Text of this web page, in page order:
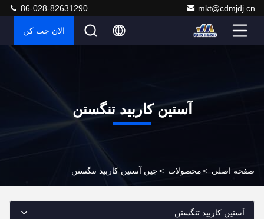
mkt@cdmjdj.cn
86-028-82631290
الان چت کن
آستین کاربید تنگستن
صفحه اصلی >محصولات >چین آستین کاربید تنگستن
آستین کاربید تنگستن